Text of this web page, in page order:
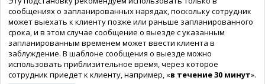
сообщениях о запланированных нарядах, поскольку сотрудник
может выехать к клиенту позже или раньше запланированного
срока, и в этом случае сообщение о выезде с указанным
запланированным временем может ввести клиента в
заблуждение. В шаблоне сообщения о выезде можно
использовать приблизительное время, через которое
сотрудник приедет к клиенту, например, «в течение 30 минут».